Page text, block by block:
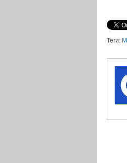
Теги: